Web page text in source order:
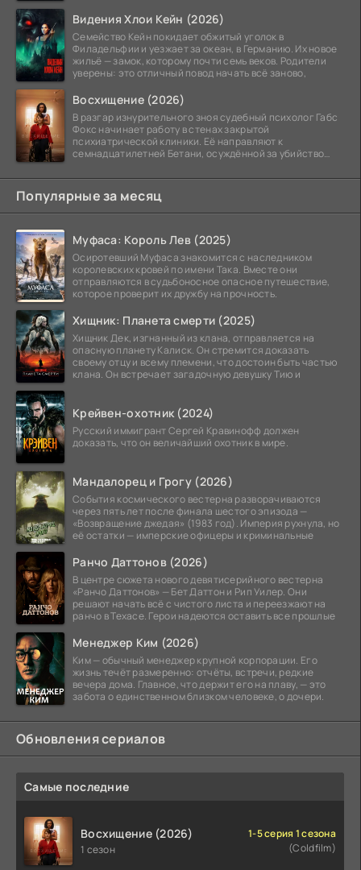
Видения Хлои Кейн (2026)
Семейство Кейн покидает обжитый уголок в
Филадельфии и уезжает за океан, в Германию. Их новое
жильё — замок, которому почти семь веков. Родители
уверены: это отличный повод начать всё заново,
Восхищение (2026)
В разгар изнурительного зноя судебный психолог Габс
Фокс начинает работу в стенах закрытой
психиатрической клиники. Её направляют к
семнадцатилетней Бетани, осуждённой за убийство
Популярные за месяц
Муфаса: Король Лев (2025)
Осиротевший Муфаса знакомится с наследником
королевских кровей по имени Така. Вместе они
отправляются в судьбоносное опасное путешествие,
которое проверит их дружбу на прочность.
Хищник: Планета смерти (2025)
Хищник Дек, изгнанный из клана, отправляется на
опасную планету Калиск. Он стремится доказать
своему отцу и всему племени, что достоин быть частью
клана. Он встречает загадочную девушку Тию и
Крейвен-охотник (2024)
Русский иммигрант Сергей Кравинофф должен
доказать, что он величайший охотник в мире.
Мандалорец и Грогу (2026)
События космического вестерна разворачиваются
через пять лет после финала шестого эпизода —
«Возвращение джедая» (1983 год). Империя рухнула, но
её остатки — имперские офицеры и криминальные
Ранчо Даттонов (2026)
В центре сюжета нового девятисерийного вестерна
«Ранчо Даттонов» — Бет Даттон и Рип Уилер. Они
решают начать всё с чистого листа и переезжают на
ранчо в Техасе. Герои надеются оставить все прошлые
Менеджер Ким (2026)
Ким — обычный менеджер крупной корпорации. Его
жизнь течёт размеренно: отчёты, встречи, редкие
вечера дома. Главное, что держит его на плаву, — это
забота о единственном близком человеке, о дочери.
Обновления сериалов
Самые последние
Восхищение (2026)
1 сезон
1-5 серия 1 сезона
(Coldfilm)